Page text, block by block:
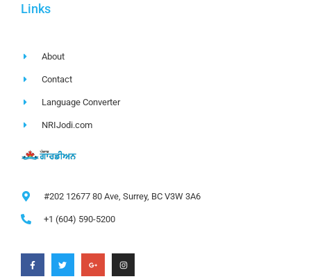
Links
About
Contact
Language Converter
NRIJodi.com
#202 12677 80 Ave, Surrey, BC V3W 3A6
+1 (604) 590-5200